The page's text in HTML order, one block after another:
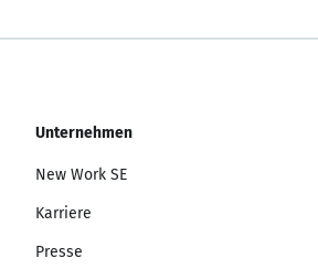
Unternehmen
New Work SE
Karriere
Presse